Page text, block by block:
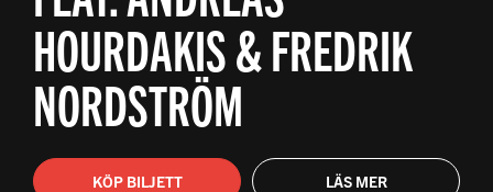
HOURDAKIS & FREDRIK
NORDSTRÖM
KÖP BILJETT LÄS MER